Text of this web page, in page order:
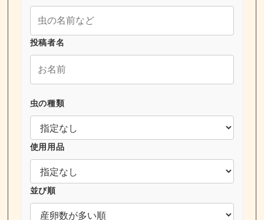
投稿者名
虫の種類
使用用品
並び順